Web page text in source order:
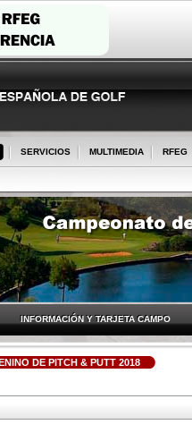
SERVICIOS MULTIMEDIA RFEG
INFORMACIÓN Y TARJETA CAMPO
DE PITCH & PUTT 2018